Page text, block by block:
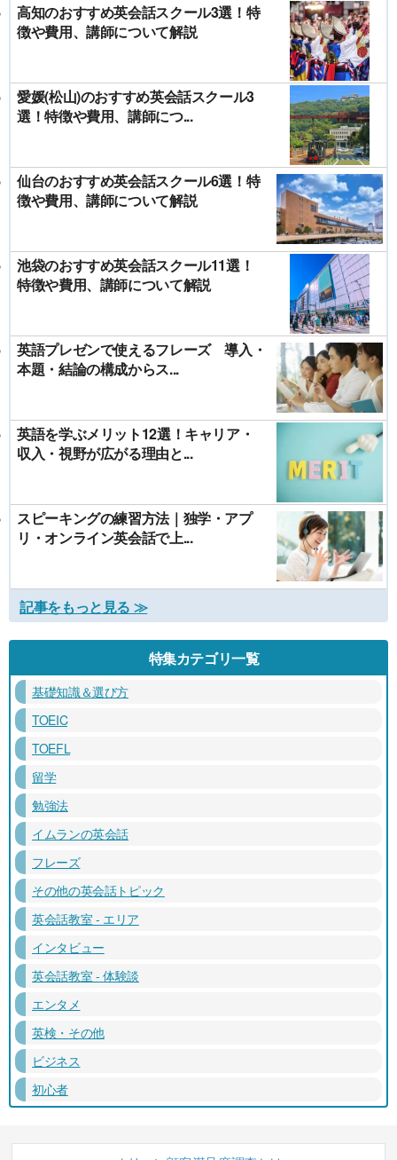
高知のおすすめ英会話スクール3選！特
徴や費用、講師について解説
愛媛(松山)のおすすめ英会話スクール3
選！特徴や費用、講師につ...
仙台のおすすめ英会話スクール6選！特
徴や費用、講師について解説
池袋のおすすめ英会話スクール11選！
特徴や費用、講師について解説
英語プレゼンで使えるフレーズ 導入・
本題・結論の構成からス...
英語を学ぶメリット12選！キャリア・
収入・視野が広がる理由と...
スピーキングの練習方法｜独学・アプ
リ・オンライン英会話で上...
記事をもっと見る ≫
特集カテゴリ一覧
基礎知識＆選び方
TOEIC
TOEFL
留学
勉強法
イムランの英会話
フレーズ
その他の英会話トピック
英会話教室 - エリア
インタビュー
英会話教室 - 体験談
エンタメ
英検・その他
ビジネス
初心者